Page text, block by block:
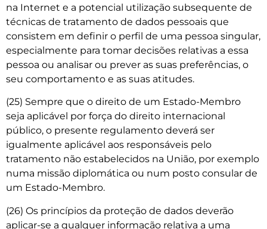
na Internet e a potencial utilização subsequente de
técnicas de tratamento de dados pessoais que
consistem em definir o perfil de uma pessoa singular,
especialmente para tomar decisões relativas a essa
pessoa ou analisar ou prever as suas preferências, o
seu comportamento e as suas atitudes.
(25) Sempre que o direito de um Estado-Membro
seja aplicável por força do direito internacional
público, o presente regulamento deverá ser
igualmente aplicável aos responsáveis pelo
tratamento não estabelecidos na União, por exemplo
numa missão diplomática ou num posto consular de
um Estado-Membro.
(26) Os princípios da proteção de dados deverão
aplicar-se a qualquer informação relativa a uma